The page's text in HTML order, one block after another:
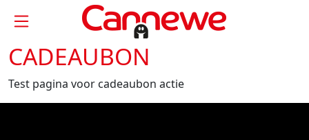
CADEAUBON
Test pagina voor cadeaubon actie